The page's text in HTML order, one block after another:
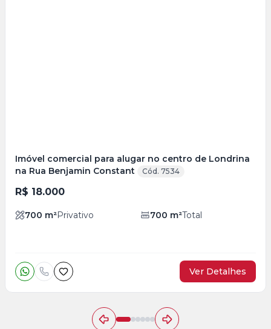
Imóvel comercial para alugar no centro de Londrina
na Rua Benjamin Constant
Cód. 7534
R$ 18.000
700 m²Privativo 700 m²Total
Ver Detalhes